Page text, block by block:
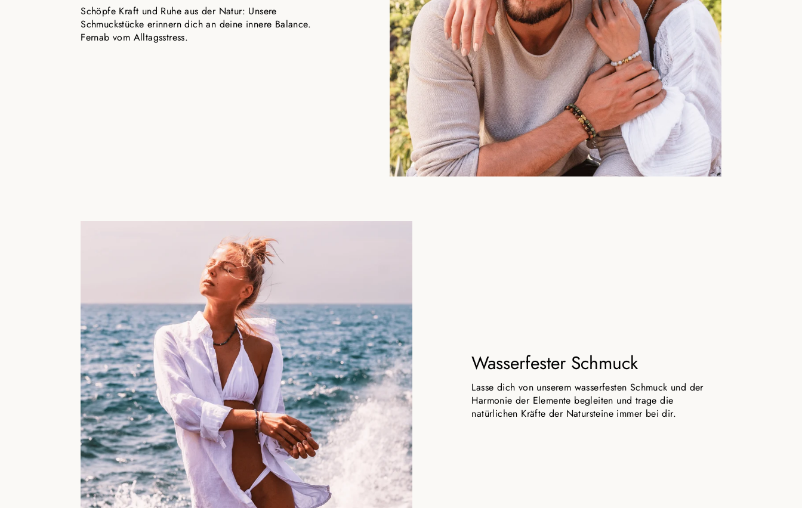
Schöpfe Kraft und Ruhe aus der Natur: Unsere
Schmuckstücke erinnern dich an deine innere Balance.
Fernab vom Alltagsstress.
Wasserfester Schmuck
Lasse dich von unserem wasserfesten Schmuck und der
Harmonie der Elemente begleiten und trage die
natürlichen Kräfte der Natursteine immer bei dir.